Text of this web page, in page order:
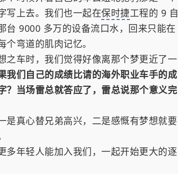
写上去。我们也一起在保时捷工程的 9 自
台 9000 多万的设备流口水，回来只能在
弯道的肌肉记忆。
之车时，我们觉得好像离那个梦更近了一
我们自己的成绩比请的海外职业车手的成
？当场雷总就答应了，雷总说那个意义完
是真心替兄弟高兴，二是感慨有梦想就要
多年轻人能加入我们，一起开始更大的逐